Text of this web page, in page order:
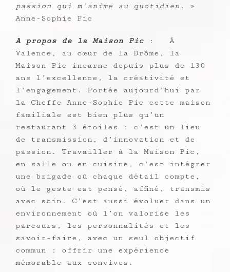
passion qui m’anime au quotidien.
»
Anne-Sophie Pic
A propos de la Maison Pic: À
Valence, au cœur de la Drôme, la
Maison Pic incarne depuis plus de 130
ans l’excellence, la créativité et
l’engagement. Portée aujourd’hui par
la Cheffe Anne-Sophie Pic cette maison
familiale est bien plus qu’un
restaurant 3 étoiles : c’est un lieu
de transmission, d’innovation et de
passion. Travailler à la Maison Pic,
en salle ou en cuisine, c’est intégrer
une brigade où chaque détail compte,
où le geste est pensé, affiné, transmis
avec soin. C’est aussi évoluer dans un
environnement où l’on valorise les
parcours, les personnalités et les
savoir-faire, avec un seul objectif
commun : offrir une expérience
mémorable aux convives.